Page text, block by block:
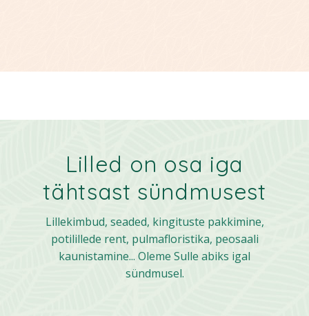
Lilled on osa iga
tähtsast sündmusest
Lillekimbud, seaded, kingituste pakkimine,
potilillede rent, pulmafloristika, peosaali
kaunistamine... Oleme Sulle abiks igal
sündmusel.